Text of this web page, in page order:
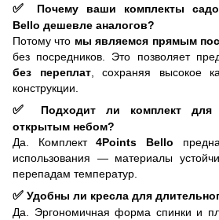
✅
Почему ваши комплекты
Bello дешевле аналогов?
Потому что мы являемся прямым
без посредников. Это позволяет
без переплат, сохраняя высокое
конструкции.
✅ Подходит ли комплект для
открытым небом?
Да. Комплект4Points Bello
использования — материалы
перепадам температур.
✅ Удобны ли кресла для
Да. Эргономичная форма спинки и